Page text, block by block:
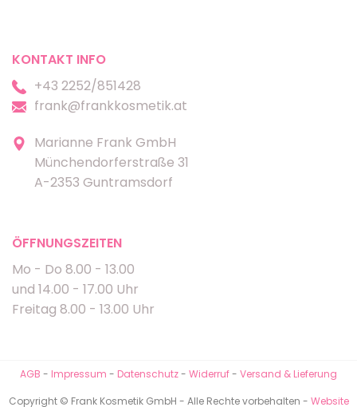
KONTAKT INFO
+43 2252/851428
frank@frankkosmetik.at
Marianne Frank GmbH
Münchendorferstraße 31
A-2353 Guntramsdorf
ÖFFNUNGSZEITEN
Mo - Do 8.00 - 13.00
und 14.00 - 17.00 Uhr
Freitag 8.00 - 13.00 Uhr
AGB - Impressum - Datenschutz- Widerruf- Versand & Lieferung
Copyright © Frank Kosmetik GmbH - Alle Rechte vorbehalten - Website